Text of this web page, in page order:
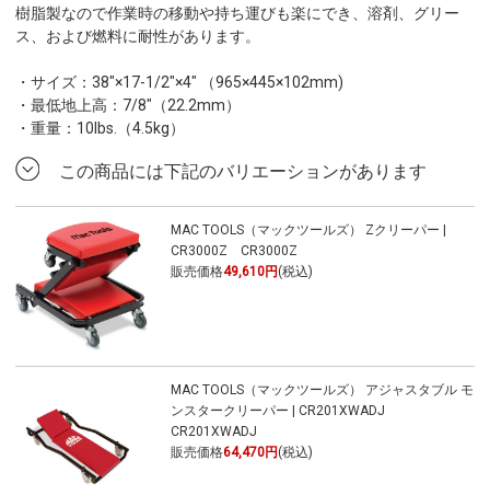
樹脂製なので作業時の移動や持ち運びも楽にでき、溶剤、グリー
ス、および燃料に耐性があります。
・サイズ：38"×17-1/2"×4" （965×445×102mm)
・最低地上高：7/8"（22.2mm）
・重量：10lbs.（4.5kg）
この商品には下記のバリエーションがあります
MAC TOOLS（マックツールズ） Zクリーパー |
CR3000Z CR3000Z
販売価格49,610円(税込)
MAC TOOLS（マックツールズ） アジャスタブル モ
ンスタークリーパー | CR201XWADJ
CR201XWADJ
販売価格64,470円(税込)